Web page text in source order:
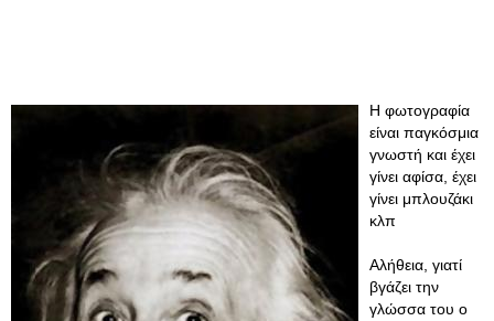
Η φωτογραφία
είναι παγκόσμια
γνωστή και έχει
γίνει αφίσα, έχει
γίνει μπλουζάκι
κλπ
Αλήθεια, γιατί
βγάζει την
γλώσσα του ο